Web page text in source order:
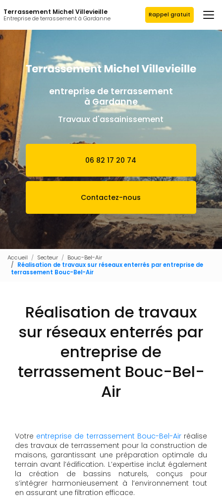
au
contenu
principal
Terrassement Michel Villevieille
Entreprise de terrassement à Gardanne Rappel gratuit
entreprise de terrassement
à Gardanne
Travaux d'assainissement
06 82 17 20 74
Contactez-nous
Accueil Secteur
Bouc-Bel-Air
Réalisation de travaux sur réseaux enterrés par entreprise de
terrassement Bouc-Bel-Air
Réalisation de travaux
sur réseaux enterrés par
entreprise de
terrassement Bouc-Bel-
Air
Votre entreprise de terrassement Bouc-Bel-Airréalise
des travaux de terrassement pour la construction de
maisons, garantissant une préparation optimale du
terrain avant l’édification. L’expertise inclut également
la création de bassins naturels, conçus pour
s’intégrer harmonieusement à l’environnement tout
en assurant une filtration efficace.